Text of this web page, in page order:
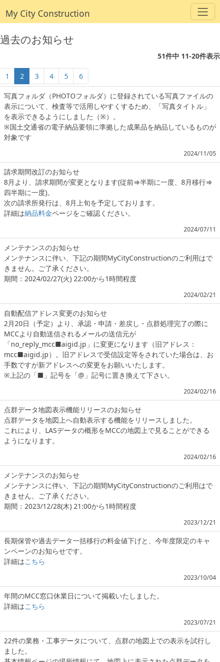
My City Construction
過去のお知らせ
51件中 11-20件表示
1 2 3 4 5 6
写真フォルダ（PHOTOフォルダ）に登録されている写真ファイルの
表示について、検査等で活用しやすくするため、「写真タイトル」
を表示できるようにしました（※）。
※国土交通省の電子納品要領に準拠した成果品を納品しているものが
対象です
2024/11/05
請求期間改訂のお知らせ
8月より、請求期間が変更となります(従前⇒半期に一度、8月移行⇒
四半期に一度)。
次の請求所発行は、8月上旬を予定しております。
詳細は納品料金ページをご確認ください。
2024/07/11
メンテナンスのお知らせ
メンテナンスに伴い、下記の期間MyCityConstructionのご利用はで
きません。ご了承ください。
期間：2024/02/27(火) 22:00から1時間程度
2024/02/21
自動配信アドレス変更のお知らせ
2月20日（予定）より、承認・申請・差戻し・点群処理完了の際に
MCCより自動送信されるメールの送信元が
「no_reply_mcc■aigid.jp」に変更になります（旧アドレス：
mcc■aigid.jp）。旧アドレスで受信設定等をされていた場合は、お
手数ですが新アドレスへの変更をお願いいたします。
※上記の「■」記号を「@」記号に置き換えて下さい。
2024/02/16
点群データ地図表示機能リリースのお知らせ
点群データを地図上へ自動表示する機能をリリースしました。
これにより、LASデータの概形をMCCの地図上で見ることができる
ようになります。
2024/02/16
メンテナンスのお知らせ
メンテナンスに伴い、下記の期間MyCityConstructionのご利用はで
きません。ご了承ください。
期間：2023/12/28(木) 21:00から1時間程度
2023/12/21
長期保管や過去データ一括移行の料金値下げと、今年度限定のキャ
ンペーンのお知らせです。
詳細はこちら
2023/10/04
年間のMCC窓口休業日について掲載いたしました。
詳細はこちら
2023/07/21
22件の業務・工事データについて、点群の地図上での表示を試行し
ました。